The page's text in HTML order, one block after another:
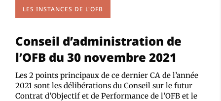
LES INSTANCES DE L'OFB
Conseil d’administration de
l’OFB du 30 novembre 2021
Les 2 points principaux de ce dernier CA de l’année
2021 sont les délibérations du Conseil sur le futur
Contrat d’Objectif et de Performance de l’OFB et le